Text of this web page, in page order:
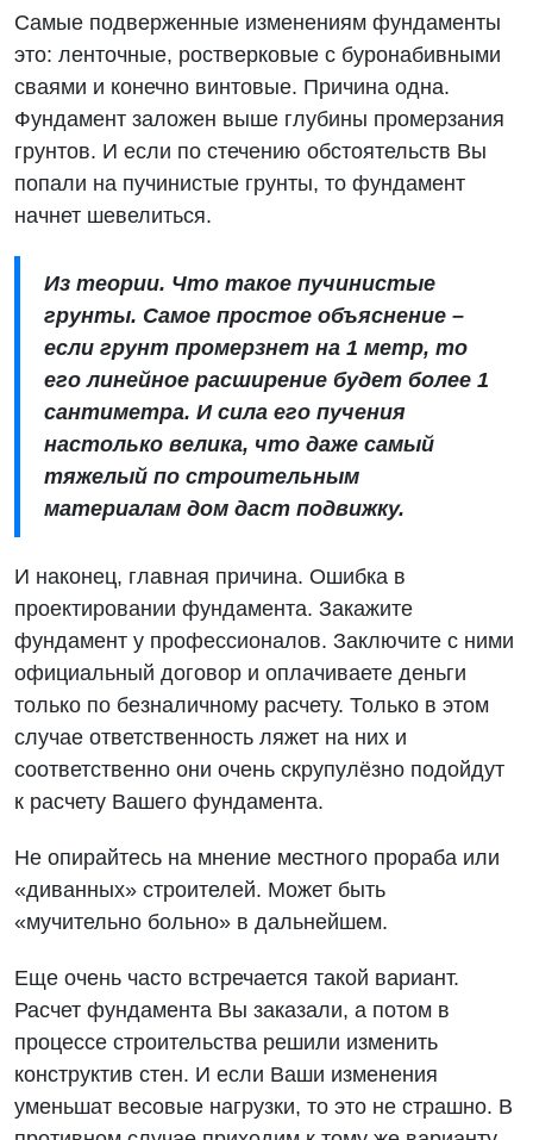
Самые подверженные изменениям фундаменты
это: ленточные, ростверковые с буронабивными
сваями и конечно винтовые. Причина одна.
Фундамент заложен выше глубины промерзания
грунтов. И если по стечению обстоятельств Вы
попали на пучинистые грунты, то фундамент
начнет шевелиться.
Из теории. Что такое пучинистые
грунты. Самое простое объяснение –
если грунт промерзнет на 1 метр, то
его линейное расширение будет более 1
сантиметра. И сила его пучения
настолько велика, что даже самый
тяжелый по строительным
материалам дом даст подвижку.
И наконец, главная причина. Ошибка в
проектировании фундамента. Закажите
фундамент у профессионалов. Заключите с ними
официальный договор и оплачиваете деньги
только по безналичному расчету. Только в этом
случае ответственность ляжет на них и
соответственно они очень скрупулёзно подойдут
к расчету Вашего фундамента.
Не опирайтесь на мнение местного прораба или
«диванных» строителей. Может быть
«мучительно больно» в дальнейшем.
Еще очень часто встречается такой вариант.
Расчет фундамента Вы заказали, а потом в
процессе строительства решили изменить
конструктив стен. И если Ваши изменения
уменьшат весовые нагрузки, то это не страшно. В